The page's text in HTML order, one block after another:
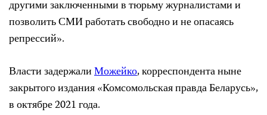
другими заключенными в тюрьму журналистами и
позволить СМИ работать свободно и не опасаясь
репрессий».
Власти задержалиМожейко, корреспондента ныне
закрытого издания «Комсомольская правда Беларусь»,
в октябре 2021 года.